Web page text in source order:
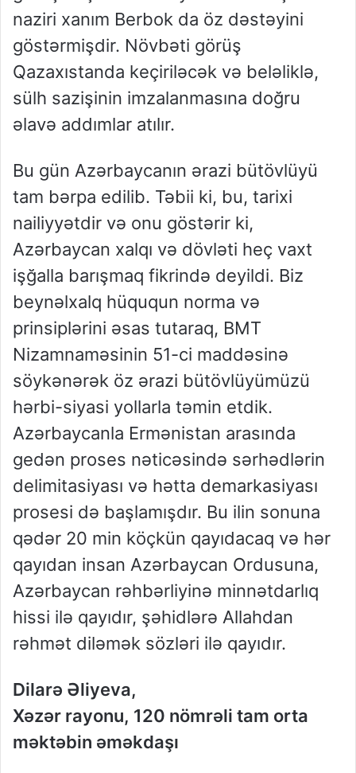
naziri xanım Berbok da öz dəstəyini
göstərmişdir. Növbəti görüş
Qazaxıstanda keçiriləcək və beləliklə,
sülh sazişinin imzalanmasına doğru
əlavə addımlar atılır.
Bu gün Azərbaycanın ərazi bütövlüyü
tam bərpa edilib. Təbii ki, bu, tarixi
nailiyyətdir və onu göstərir ki,
Azərbaycan xalqı və dövləti heç vaxt
işğalla barışmaq fikrində deyildi. Biz
beynəlxalq hüququn norma və
prinsiplərini əsas tutaraq, BMT
Nizamnaməsinin 51-ci maddəsinə
söykənərək öz ərazi bütövlüyümüzü
hərbi-siyasi yollarla təmin etdik.
Azərbaycanla Ermənistan arasında
gedən proses nəticəsində sərhədlərin
delimitasiyası və hətta demarkasiyası
prosesi də başlamışdır. Bu ilin sonuna
qədər 20 min köçkün qayıdacaq və hər
qayıdan insan Azərbaycan Ordusuna,
Azərbaycan rəhbərliyinə minnətdarlıq
hissi ilə qayıdır, şəhidlərə Allahdan
rəhmət diləmək sözləri ilə qayıdır.
Dilarə Əliyeva,
Xəzər rayonu, 120 nömrəli tam orta
məktəbin əməkdaşı